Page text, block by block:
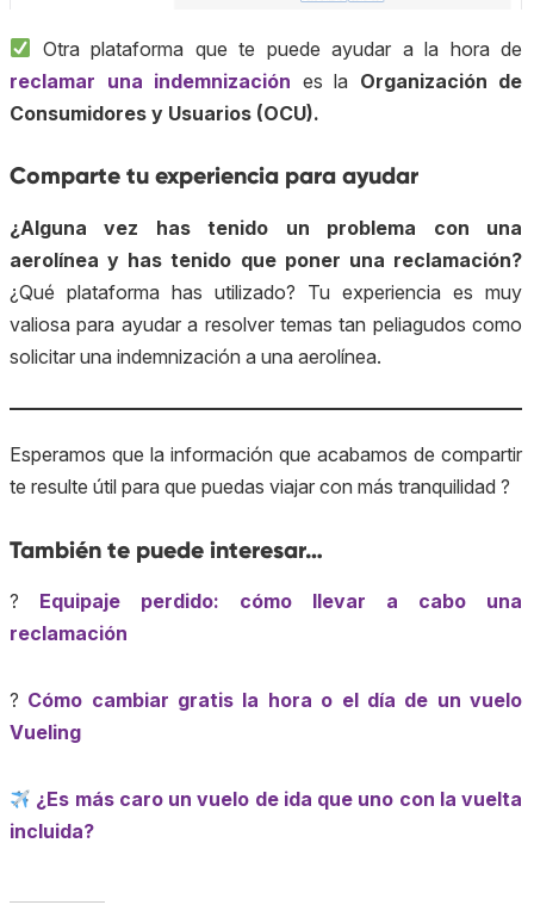
Otra plataforma que te puede ayudar a la hora de
reclamar una indemnización es la Organización de
Consumidores y Usuarios (OCU).
Comparte tu experiencia para ayudar
¿Alguna vez has tenido un problema con una
aerolínea y has tenido que poner una reclamación?
¿Qué plataforma has utilizado? Tu experiencia es muy
valiosa para ayudar a resolver temas tan peliagudos como
solicitar una indemnización a una aerolínea.
Esperamos que la información que acabamos de compartir
te resulte útil para que puedas viajar con más tranquilidad ?
También te puede interesar…
? Equipaje perdido: cómo llevar a cabo una
reclamación
? Cómo cambiar gratis la hora o el día de un vuelo
Vueling
¿Es más caro un vuelo de ida que uno con la vuelta
incluida?